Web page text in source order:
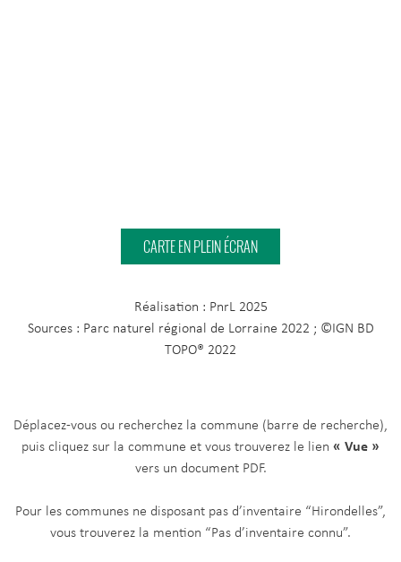
CARTE EN PLEIN ÉCRAN
Réalisation : PnrL 2025
Sources : Parc naturel régional de Lorraine 2022 ; ©IGN BD
TOPO® 2022
Déplacez-vous ou recherchez la commune (barre de recherche),
puis cliquez sur la commune et vous trouverez le lien « Vue »
vers un document PDF.
Pour les communes ne disposant pas d’inventaire “Hirondelles”,
vous trouverez la mention “Pas d’inventaire connu”.